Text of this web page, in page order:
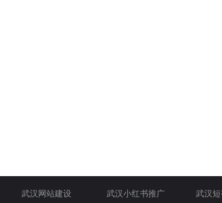
武汉网站建设 武汉小红书推广 武汉